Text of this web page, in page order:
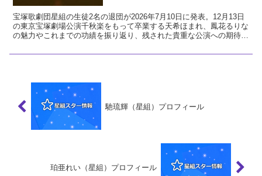
宝塚歌劇団星組の生徒2名の退団が2026年7月10日に発表。12月13日
の東京宝塚劇場公演千秋楽をもって卒業する天希ほまれ、鳳花るりな
の魅力やこれまでの功績を振り返り、残された貴重な公演への期待と
馳琉輝（星組）プロフィール
珀亜れい（星組）プロフィール